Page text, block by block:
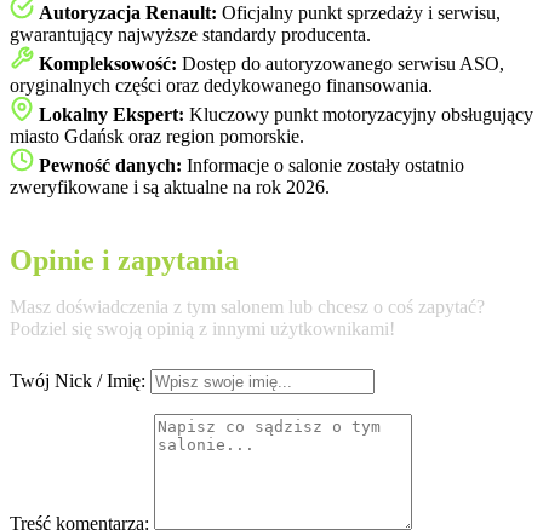
Autoryzacja Renault: Oficjalny punkt sprzedaży i serwisu,
gwarantujący najwyższe standardy producenta.
Kompleksowość: Dostęp do autoryzowanego serwisu ASO,
oryginalnych części oraz dedykowanego finansowania.
Lokalny Ekspert: Kluczowy punkt motoryzacyjny obsługujący
miasto Gdańsk oraz region pomorskie.
Pewność danych: Informacje o salonie zostały ostatnio
zweryfikowane i są aktualne na rok 2026.
Opinie i zapytania
Masz doświadczenia z tym salonem lub chcesz o coś zapytać?
Podziel się swoją opinią z innymi użytkownikami!
Twój Nick / Imię:
Treść komentarza: